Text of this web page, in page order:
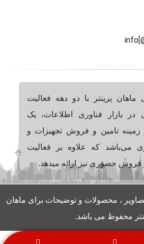
ماهان پرینتر با دو دهه فعالیت
بازار فناوری اطلاعات، یک
تامین و فروش تجهیزات و
می‌باشد که علاوه بر فعالیت
و فروش حضوری نیز ارائه میدهد.
، محصولات و توضیحات برای ماهان
محفوظ می باشد.